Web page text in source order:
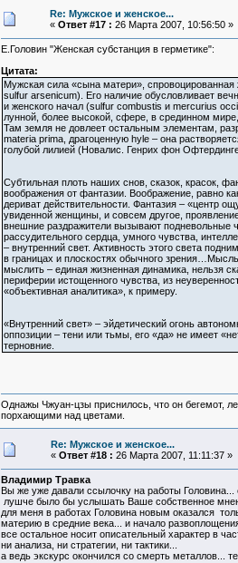
Re: Мужское и женское...
« Ответ #17 : 26 Марта 2007, 10:56:50 »
Е.Головин "Женская субстанция в герметике":
Цитата:
Мужская сила «сына матери»,
sulfur arsenicum). Его наличие обусловливает
и женского начал (sulfur combustis и mercurius
лунной, более высокой, сфере, в срединном
Там земля не довлеет остальным элементам,
materia prima, драгоценную hyle – она
голубой лилией (Новалис. Генрих фон
Субтильная плоть наших снов, сказок, красок,
воображения от фантазии. Воображение, равно
дериват действительности. Фантазия – «центр
увиденной женщины, и совсем другое,
внешние раздражители вызывают подневольные
рассудительного сердца, умного чувства,
– внутренний свет. Активность этого света
в границах и плоскостях обычного
мыслить – единая жизненная динамика, нельзя
периферии истощенного чувства, из
«объективная аналитика», к примеру.
«Внутренний свет» – эйдетический огонь
оппозиции – тени или тьмы, его «да» не имеет
терновние.
Однажы Чжуан-цзы приснилось, что он бегемот,
порхающими над цветами.
Re: Мужское и женское...
« Ответ #18 : 26 Марта 2007, 11:11:37 »
Владимир Травка
Вы же уже давали ссылочку на работы Головина...
лушче было бы услышать Ваше собственное
для меня в работах Головина новым оказался
материю в средние века... и начало
все остальное носит описательный характер в
ни анализа, ни стратегии, ни тактики...
а ведь экскурс окончился со смерть металлов...